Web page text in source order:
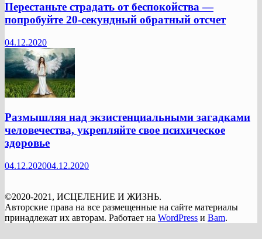
Перестаньте страдать от беспокойства —
попробуйте 20-секундный обратный отсчет
04.12.2020
Размышляя над экзистенциальными загадками
человечества, укрепляйте свое психическое
здоровье
04.12.202004.12.2020
©2020-2021, ИСЦЕЛЕНИЕ И ЖИЗНЬ.
Авторские права на все размещенные на сайте материалы
принадлежат их авторам. Работает на WordPress и Bam.